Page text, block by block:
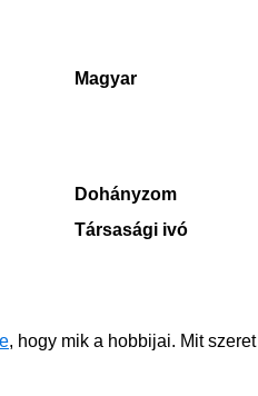
Magyar
Dohányzom
Társasági ivó
, hogy mik a hobbijai. Mit